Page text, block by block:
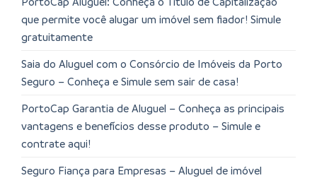
que permite você alugar um imóvel sem fiador! Simule
gratuitamente
Saia do Aluguel com o Consórcio de Imóveis da Porto
Seguro – Conheça e Simule sem sair de casa!
PortoCap Garantia de Aluguel – Conheça as principais
vantagens e benefícios desse produto – Simule e
contrate aqui!
Seguro Fiança para Empresas – Aluguel de imóvel